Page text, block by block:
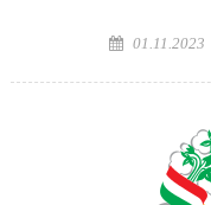
Posted on
01.11.2023